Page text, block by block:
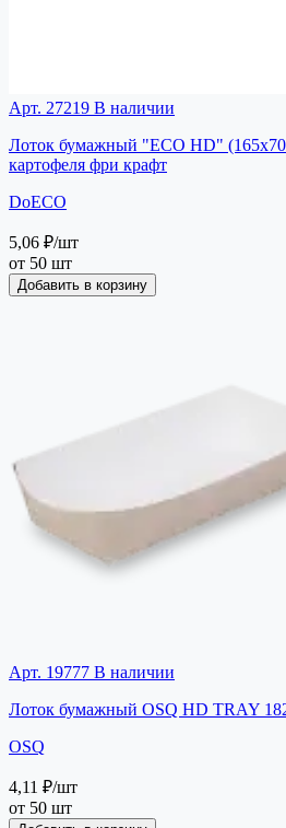
Арт. 27219 В наличии
Лоток бумажный "ECO HD"
картофеля фри крафт
DoECO
5,06 ₽/шт
от 50 шт
Добавить в корзину
Арт. 19777 В наличии
Лоток бумажный OSQ HD TRAY
OSQ
4,11 ₽/шт
от 50 шт